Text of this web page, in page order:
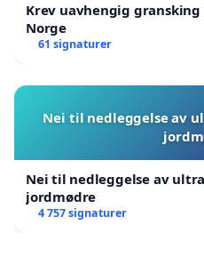
Krev uavhengig
Norge
61 signaturer
Nei til nedleggelse av
Nei til nedleggelse av
jordmødre
4 757 signaturer